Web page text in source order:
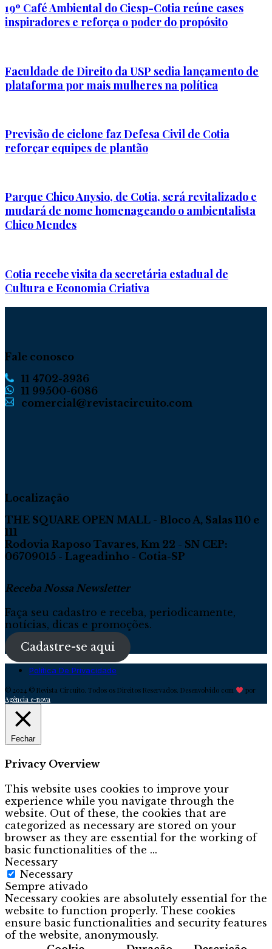
19º Café Ambiental do Ciesp-Cotia reúne cases
inspiradores e reforça o poder do propósito
Faculdade de Direito da USP sedia lançamento de
plataforma por mais mulheres na política
Previsão de ciclone faz Defesa Civil de Cotia
reforçar equipes de plantão
Parque Chico Anysio, de Cotia, será revitalizado e
mudará de nome homenageando o ambientalista
Chico Mendes
Cotia recebe visita da secretária estadual de
Cultura e Economia Criativa
Fale conosco
11 4702-3936
11 99500-6086
comercial@revistacircuito.com
Localização
THE SQUARE OPEN MALL - Bloco A, Salas 110 e
111
Rodovia Raposo Tavares, Km 22 - SN CEP:
06709015 - Lageadinho - Cotia-SP
Receba Nossa Newsletter
Faça seu cadastro e receba, periodicamente,
notícias, dicas e promoções.
Cadastre-se aqui
Política De Privacidade
© 2024 © Revista Circuito. Todos os Direitos Reservados. Desenvolvido com
por
Agência e-nova
Fechar
Privacy Overview
This website uses cookies to improve your
experience while you navigate through the
website. Out of these, the cookies that are
categorized as necessary are stored on your
browser as they are essential for the working of
basic functionalities of the ...
Necessary
Necessary
Sempre ativado
Necessary cookies are absolutely essential for the
website to function properly. These cookies
ensure basic functionalities and security features
of the website, anonymously.